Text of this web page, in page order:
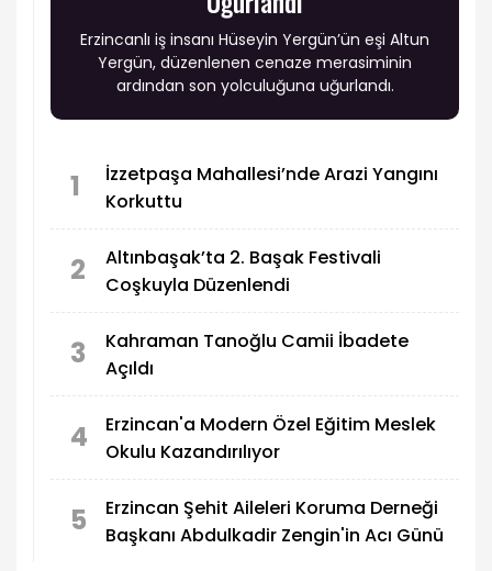
Erzincanlı iş insanı Hüseyin Yergün’ün eşi Altun
Yergün, düzenlenen cenaze merasiminin
ardından son yolculuğuna uğurlandı.
1
İzzetpaşa Mahallesi’nde Arazi Yangını
Korkuttu
2
Altınbaşak’ta 2. Başak Festivali
Coşkuyla Düzenlendi
3
Kahraman Tanoğlu Camii İbadete
Açıldı
4
Erzincan'a Modern Özel Eğitim Meslek
Okulu Kazandırılıyor
5
Erzincan Şehit Aileleri Koruma Derneği
Başkanı Abdulkadir Zengin'in Acı Günü